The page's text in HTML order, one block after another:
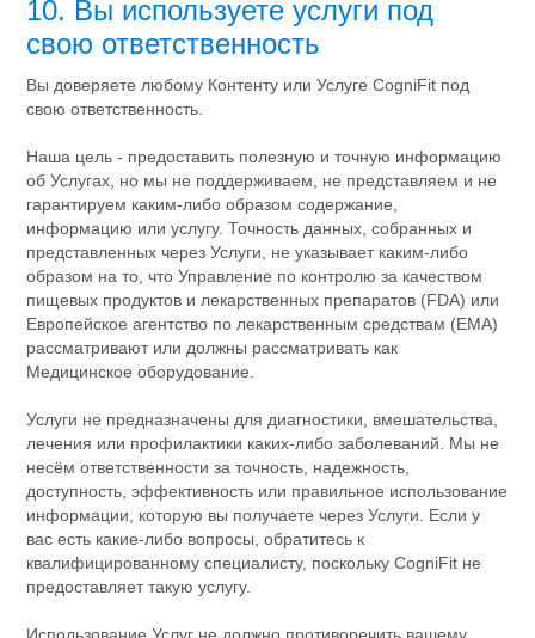
10. Вы используете услуги под
свою ответственность
Вы доверяете любому Контенту или Услуге CogniFit под
свою ответственность.
Наша цель - предоставить полезную и точную информацию
об Услугах, но мы не поддерживаем, не представляем и не
гарантируем каким-либо образом содержание,
информацию или услугу. Точность данных, собранных и
представленных через Услуги, не указывает каким-либо
образом на то, что Управление по контролю за качеством
пищевых продуктов и лекарственных препаратов (FDA) или
Европейское агентство по лекарственным средствам (EMA)
рассматривают или должны рассматривать как
Медицинское оборудование.
Услуги не предназначены для диагностики, вмешательства,
лечения или профилактики каких-либо заболеваний. Мы не
несём ответственности за точность, надежность,
доступность, эффективность или правильное использование
информации, которую вы получаете через Услуги. Если у
вас есть какие-либо вопросы, обратитесь к
квалифицированному специалисту, поскольку CogniFit не
предоставляет такую услугу.